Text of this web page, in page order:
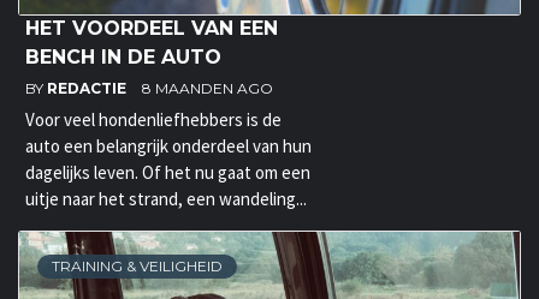
HET VOORDEEL VAN EEN
BENCH IN DE AUTO
BY REDACTIE 8 MAANDEN AGO
Voor veel hondenliefhebbers is de
auto een belangrijk onderdeel van hun
dagelijks leven. Of het nu gaat om een
uitje naar het strand, een wandeling...
TRAINING & VEILIGHEID